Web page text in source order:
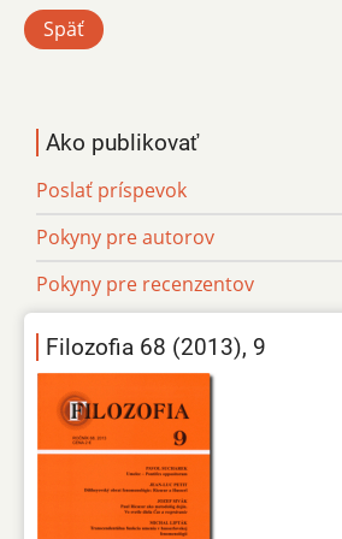
Späť
Ako publikovať
Poslať príspevok
Pokyny pre autorov
Pokyny pre recenzentov
Filozofia 68 (2013), 9